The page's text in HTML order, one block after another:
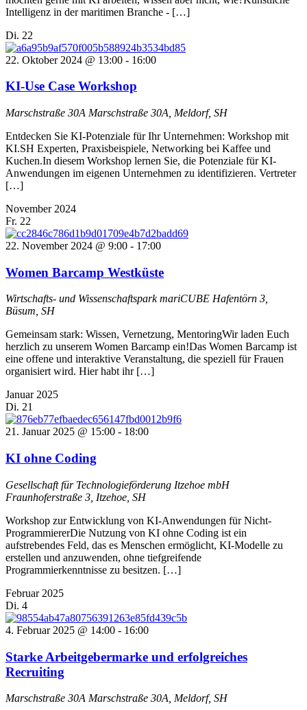
Intelligenz in der maritimen Branche - […]
Di. 22
22. Oktober 2024 @ 13:00 - 16:00
KI-Use Case Workshop
Marschstraße 30A Marschstraße 30A, Meldorf, SH
Entdecken Sie KI-Potenziale für Ihr Unternehmen: Workshop mit
KI.SH Experten, Praxisbeispiele, Networking bei Kaffee und
Kuchen.In diesem Workshop lernen Sie, die Potenziale für KI-
Anwendungen im eigenen Unternehmen zu identifizieren. Vertreter
[…]
November 2024
Fr. 22
22. November 2024 @ 9:00 - 17:00
Women Barcamp Westküste
Wirtschafts- und Wissenschaftspark mariCUBE Hafentörn 3,
Büsum, SH
Gemeinsam stark: Wissen, Vernetzung, MentoringWir laden Euch
herzlich zu unserem Women Barcamp ein!Das Women Barcamp ist
eine offene und interaktive Veranstaltung, die speziell für Frauen
organisiert wird. Hier habt ihr […]
Januar 2025
Di. 21
21. Januar 2025 @ 15:00 - 18:00
KI ohne Coding
Gesellschaft für Technologieförderung Itzehoe mbH
Fraunhoferstraße 3, Itzehoe, SH
Workshop zur Entwicklung von KI-Anwendungen für Nicht-
ProgrammiererDie Nutzung von KI ohne Coding ist ein
aufstrebendes Feld, das es Menschen ermöglicht, KI-Modelle zu
erstellen und anzuwenden, ohne tiefgreifende
Programmierkenntnisse zu besitzen. […]
Februar 2025
Di. 4
4. Februar 2025 @ 14:00 - 16:00
Starke Arbeitgebermarke und erfolgreiches
Recruiting
Marschstraße 30A Marschstraße 30A, Meldorf, SH